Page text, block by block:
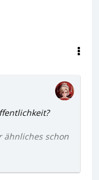
ähnliches schon